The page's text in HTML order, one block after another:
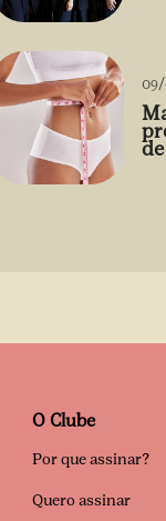
de emagrecimento e
O Clube
Por que assinar?
Quero assinar